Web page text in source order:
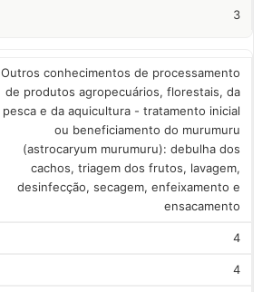
3
Outros conhecimentos de processamento
de produtos agropecuários, florestais, da
pesca e da aquicultura - tratamento inicial
ou beneficiamento do murumuru
(astrocaryum murumuru): debulha dos
cachos, triagem dos frutos, lavagem,
desinfecção, secagem, enfeixamento e
ensacamento
4
4